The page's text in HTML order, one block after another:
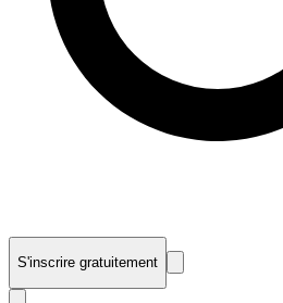
S'inscrire gratuitement